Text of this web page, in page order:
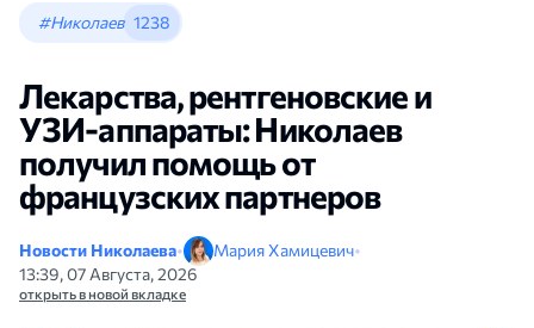
#Николаев 1238
Лекарства, рентгеновские и
УЗИ-аппараты: Николаев
получил помощь от
французских партнеров
Новости Николаева• Мария Хамицевич•
13:39, 07 Августа, 2026
открыть в новой вкладке